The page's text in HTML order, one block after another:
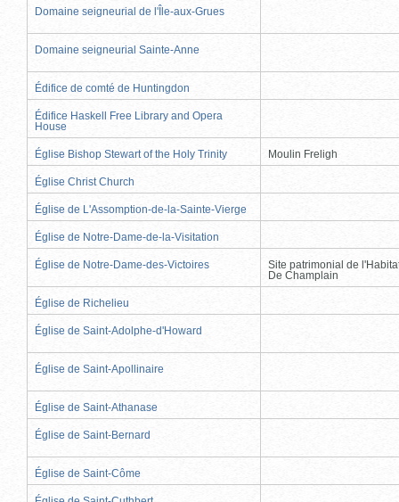
Domaine seigneurial de l'Île-aux-Grues
Domaine seigneurial Sainte-Anne
Édifice de comté de Huntingdon
Édifice Haskell Free Library and Opera
House
Église Bishop Stewart of the Holy Trinity Moulin Freligh
Église Christ Church
Église de L'Assomption-de-la-Sainte-Vierge
Église de Notre-Dame-de-la-Visitation
Église de Notre-Dame-des-Victoires
Site patrimonial de
De Champlain
Église de Richelieu
Église de Saint-Adolphe-d'Howard
Église de Saint-Apollinaire
Église de Saint-Athanase
Église de Saint-Bernard
Église de Saint-Côme